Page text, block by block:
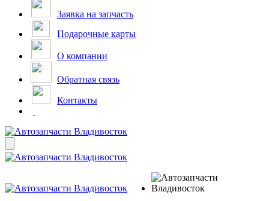
Заявка на запчасть
Подарочные карты
О компании
Обратная связь
Контакты